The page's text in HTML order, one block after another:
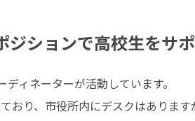
ジションで高校生をサ
ィネーターが活動しています。
おり、市役所内にデスクはありま